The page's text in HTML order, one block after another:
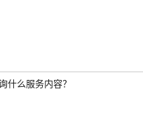
什么服务内容？